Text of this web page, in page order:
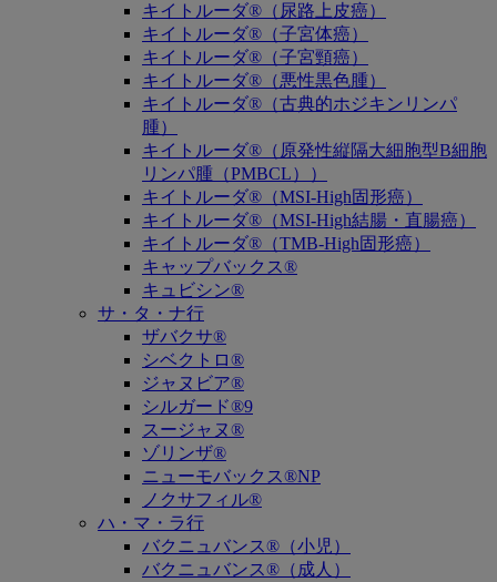
キイトルーダ®（尿路上皮癌）
キイトルーダ®（子宮体癌）
キイトルーダ®（子宮頸癌）
キイトルーダ®（悪性黒色腫）
キイトルーダ®（古典的ホジキンリンパ
腫）
キイトルーダ®（原発性縦隔大細胞型B細胞
リンパ腫（PMBCL））
キイトルーダ®（MSI-High固形癌）
キイトルーダ®（MSI-High結腸・直腸癌）
キイトルーダ®（TMB-High固形癌）
キャップバックス®
キュビシン®
サ・タ・ナ行
ザバクサ®
シベクトロ®
ジャヌビア®
シルガード®9
スージャヌ®
ゾリンザ®
ニューモバックス®NP
ノクサフィル®
ハ・マ・ラ行
バクニュバンス®（小児）
バクニュバンス®（成人）